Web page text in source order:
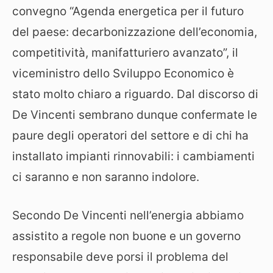
convegno “Agenda energetica per il futuro
del paese: decarbonizzazione dell’economia,
competitività, manifatturiero avanzato”, il
viceministro dello Sviluppo Economico è
stato molto chiaro a riguardo. Dal discorso di
De Vincenti sembrano dunque confermate le
paure degli operatori del settore e di chi ha
installato impianti rinnovabili: i cambiamenti
ci saranno e non saranno indolore.
Secondo De Vincenti nell’energia abbiamo
assistito a regole non buone e un governo
responsabile deve porsi il problema del